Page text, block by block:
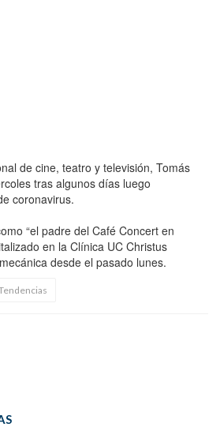
de cine, teatro y televisión, Tomás
tras algunos días luego
coronavirus.
“el padre del Café Concert en
en la Clínica UC Christus
desde el pasado lunes.